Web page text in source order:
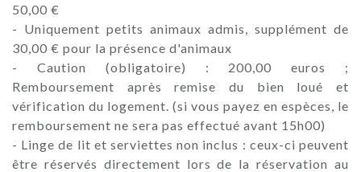
50,00 €
- Uniquement petits animaux admis, supplément de
30,00 € pour la présence d'animaux
- Caution (obligatoire) : 200,00 euros ;
Remboursement après remise du bien loué et
vérification du logement. (si vous payez en espèces, le
remboursement ne sera pas effectué avant 15h00)
- Linge de lit et serviettes non inclus : ceux-ci peuvent
être réservés directement lors de la réservation au